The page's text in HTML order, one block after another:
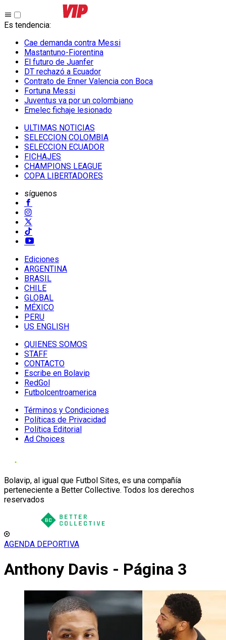
Es tendencia:
Cae demanda contra Messi
Mastantuno-Fiorentina
El futuro de Juanfer
DT rechazó a Ecuador
Contrato de Enner Valencia con Boca
Fortuna Messi
Juventus va por un colombiano
Emelec fichaje lesionado
ULTIMAS NOTICIAS
SELECCION COLOMBIA
SELECCION ECUADOR
FICHAJES
CHAMPIONS LEAGUE
COPA LIBERTADORES
síguenos
Ediciones
ARGENTINA
BRASIL
CHILE
GLOBAL
MÉXICO
PERU
US ENGLISH
QUIENES SOMOS
STAFF
CONTACTO
Escribe en Bolavip
RedGol
Futbolcentroamerica
Términos y Condiciones
Políticas de Privacidad
Política Editorial
Ad Choices
Bolavip, al igual que Futbol Sites, es una compañía
perteneciente a Better Collective. Todos los derechos
reservados
AGENDA DEPORTIVA
Anthony Davis - Página 3